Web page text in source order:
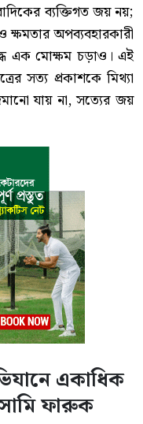
ব্যক্তিগত জয় নয়;
ক্ষমতার অপব্যবহারকারী
এক মোক্ষম চড়াও। এই
সত্য প্রকাশকে মিথ্যা
যায় না, সত্যের জয়
একাধিক
ফারুক